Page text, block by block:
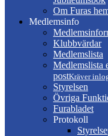
Om Furas
Medlemsinfo
Klubbvärdar
Medlemslista
Medlemslista
postKräver
Styrelsen
Övriga
Furabladet
Protokoll